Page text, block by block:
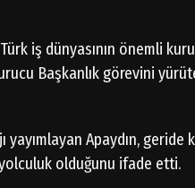
Türk iş dünyasının önemli
Başkanlık görevini
Apaydın, geride
olduğunu ifade etti.